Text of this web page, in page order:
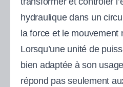
hydraulique dans un
la force et le mouvement
Lorsqu’une unité de
bien adaptée à son
répond pas seulement